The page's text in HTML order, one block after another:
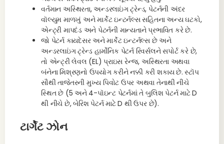
વર્તમાન અસ્થિરતા, અન્ડરલાઇંગ ટ્રેન્ડ, પેટર્નની અંદર
વૉલ્યુમ માળખું અને માર્કેટ ઇન્ટર્નલ્સ સહિતના અન્ય ઘટકો,
એન્ટ્રી માપદંડ અને પેટર્નની માન્યતાને પ્રભાવિત કરે છે.
જો પેટર્ન કાયદેસર અને માર્કેટ ઇન્ટર્નલ્સ છે અને
અન્ડરલાઇંગ ટ્રેન્ડ હાર્મોનિક પેટર્ન રિવર્સલને સપોર્ટ કરે છે,
તો એન્ટ્રી લેવલ (EL) પ્રાઇસ રેન્જ, અસ્થિરતા અથવા
બંનેના મિશ્રણનો ઉપયોગ કરીને નક્કી કરી શકાય છે. સ્ટૉપ
સૌથી તાજેતરની મુખ્ય પિવોટ ઉપર અથવા તેનાથી નીચે
સ્થિત છે (5 અને 4-પૉઇન્ટ પેટર્નમાં તે બુલિશ પેટર્ન માટે D
થી નીચે છે, બેરિશ પેટર્ન માટે D થી ઉપર છે).
ટાર્ગેટ ઝોન